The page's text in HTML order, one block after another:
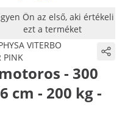
Ön az első, aki értékeli
ezt a terméket
VITERBO
PINK
- 300
cm - 200 kg -